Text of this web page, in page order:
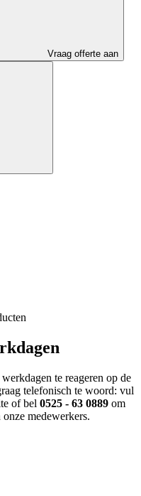
Vraag offerte aan
te reageren op de
telefonisch te woord: vul
of bel 0525 - 63 0889 om
medewerkers.